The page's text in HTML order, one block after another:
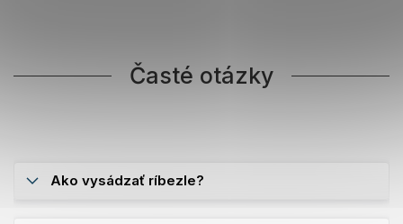
Časté otázky
Ako vysádzať ríbezle?